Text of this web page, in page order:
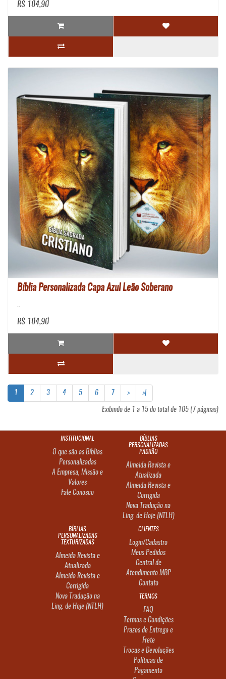
R$ 104,90
Bíblia Personalizada Capa Azul Leão Soberano
..
R$ 104,90
1 2 3 4 5 6 7 > >|
Exibindo de 1 a 15 do total de 105 (7 páginas)
INSTITUCIONAL
O que são as Bíblias
Personalizadas
A Empresa, Missão e
Valores
Fale Conosco
BÍBLIAS
PERSONALIZADAS
PADRÃO
Almeida Revista e
Atualizada
Almeida Revista e
Corrigida
Nova Tradução na
Ling. de Hoje (NTLH)
BÍBLIAS
PERSONALIZADAS
TEXTURIZADAS
Almeida Revista e
Atualizada
Almeida Revista e
Corrigida
Nova Tradução na
Ling. de Hoje (NTLH)
CLIENTES
Login/Cadastro
Meus Pedidos
Central de
Atendimento MBP
Contato
TERMOS
FAQ
Termos e Condições
Prazos de Entrega e
Frete
Trocas e Devoluções
Políticas de
Pagamento